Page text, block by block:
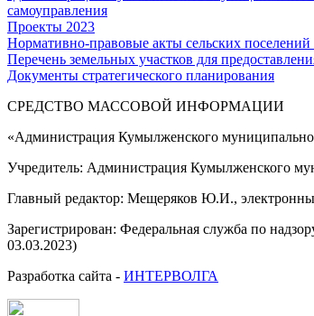
самоуправления
Проекты 2023
Нормативно-правовые акты сельских
Перечень земельных участков для
Документы стратегического планирования
СРЕДСТВО
«Администрация Кумылженского
Учредитель: Администрация Кумылженского
Главный редактор: Мещеряков Ю.И.,
Зарегистрирован: Федеральная служба по
03.03.2023)
Разработка сайта - ИНТЕРВОЛГА